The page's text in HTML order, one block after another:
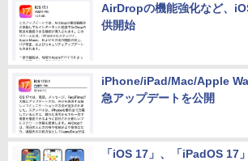
AirDropの機能強化など、
供開始
iPhone/iPad/Mac/Apple
急アップデートを公開
「iOS 17」、「iPadOS 17